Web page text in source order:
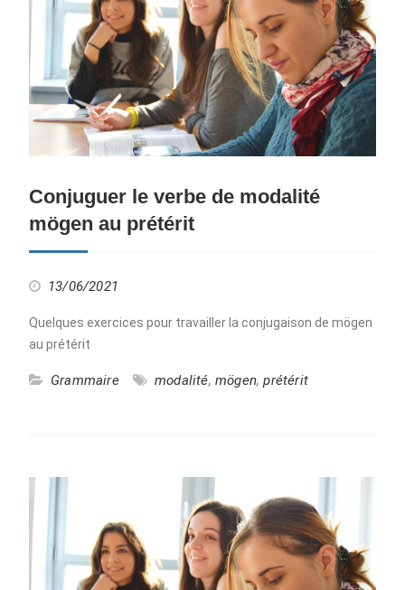
Conjuguer le verbe de modalité
mögen au prétérit
13/06/2021
Quelques exercices pour travailler la conjugaison de mögen
au prétérit
Grammaire modalité, mögen,prétérit